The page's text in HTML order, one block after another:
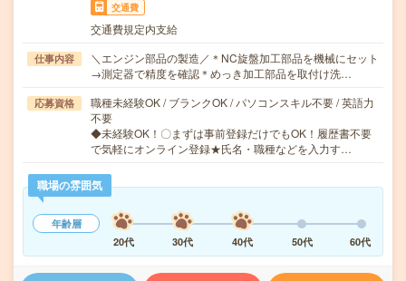
交通費
交通費規定内支給
仕事内容
＼エンジン部品の製造／＊NC旋盤加工部品を機械にセット
→測定器で精度を確認＊めっき加工部品を取付け洗…
応募資格
職種未経験OK / ブランクOK / パソコンスキル不要 / 英語力
不要
◆未経験OK！〇まずは事前登録だけでもOK！履歴書不要
で気軽にオンライン登録★氏名・職種などを入力す…
職場の雰囲気
年齢層
20代
30代 40代 50代 60代